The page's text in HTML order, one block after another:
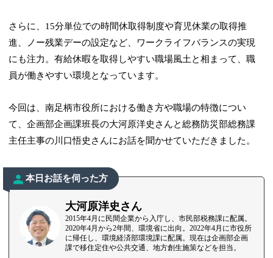
さらに、15分単位での時間休取得制度や育児休業の取得推
進、ノー残業デーの設定など、ワークライフバランスの実現
にも注力。有給休暇を取得しやすい職場風土と相まって、職
員が働きやすい環境となっています。
今回は、南足柄市役所における働き方や職場の特徴につい
て、企画部企画課班長の大河原洋史さんと総務防災部総務課
主任主事の川口悟史さんにお話を聞かせていただきました。
本日お話を伺った方
大河原洋史さん
2015年4月に民間企業から入庁し、市民部税務課に配属。
2020年4月から2年間、環境省に出向。2022年4月に市役所
に帰任し、環境経済部環境課に配属。現在は企画部企画
課で移住定住や公共交通、地方創生施策などを担当。